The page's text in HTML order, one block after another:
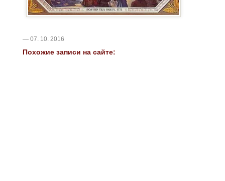
— 07. 10. 2016
Похожие записи на сайте: